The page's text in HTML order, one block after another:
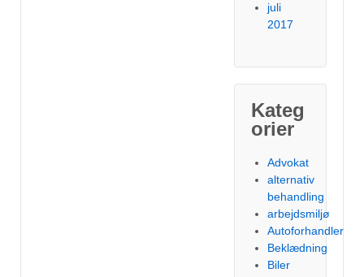
juli
2017
Kateg
orier
Advokat
alternativ
behandling
arbejdsmiljø
Autoforhandler
Beklædning
Biler